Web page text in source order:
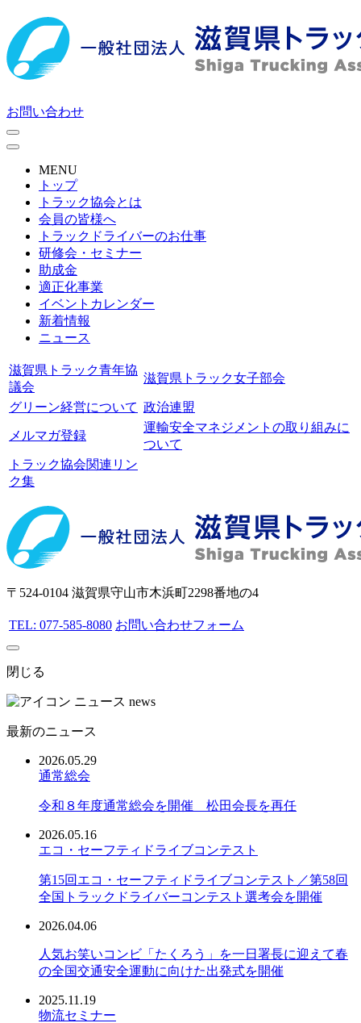
お問い合わせ
MENU
トップ
トラック協会とは
会員の皆様へ
トラックドライバーのお仕事
研修会・セミナー
助成金
適正化事業
イベントカレンダー
新着情報
ニュース
滋賀県トラック青年協
議会
滋賀県トラック女子部会
グリーン経営について 政治連盟
メルマガ登録
運輸安全マネジメントの取り組みに
ついて
トラック協会関連リン
ク集
〒524-0104 滋賀県守山市木浜町2298番地の4
TEL: 077-585-8080 お問い合わせフォーム
閉じる
ニュース news
最新のニュース
2026.05.29
通常総会
令和８年度通常総会を開催 松田会長を再任
2026.05.16
エコ・セーフティドライブコンテスト
第15回エコ・セーフティドライブコンテスト／第58回
全国トラックドライバーコンテスト選考会を開催
2026.04.06
人気お笑いコンビ「たくろう」を一日署長に迎えて春
の全国交通安全運動に向けた出発式を開催
2025.11.19
物流セミナー